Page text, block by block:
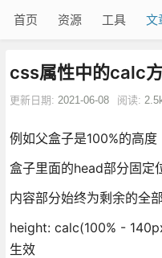
首页 资源 工具 文
css属性中的calc
更新日期: 2021-06-08 阅读:
例如父盒子是100%的高度
盒子里面的head部分固定
内容部分始终为剩余的全
height: calc(100% -
生效